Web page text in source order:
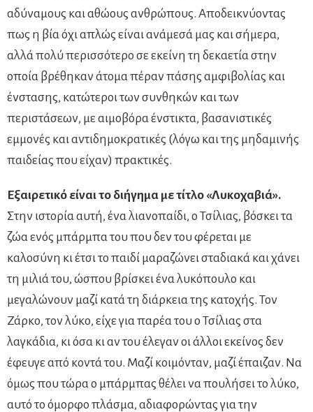
αδύναμους και αθώους ανθρώπους. Αποδεικνύοντας
πως η βία όχι απλώς είναι ανάμεσά μας και σήμερα,
αλλά πολύ περισσότερο σε εκείνη τη δεκαετία στην
οποία βρέθηκαν άτομα πέραν πάσης αμφιβολίας και
ένστασης, κατώτεροι των συνθηκών και των
περιστάσεων, με αιμοβόρα ένστικτα, βασανιστικές
εμμονές και αντιδημοκρατικές (λόγω και της μηδαμινής
παιδείας που είχαν) πρακτικές.
Εξαιρετικό είναι το διήγημα με τίτλο «Λυκοχαβιά».
Στην ιστορία αυτή, ένα λιανοπαίδι, ο Τσίλιας, βόσκει τα
ζώα ενός μπάρμπα του που δεν του φέρεται με
καλοσύνη κι έτσι το παιδί μαραζώνει σταδιακά και χάνει
τη μιλιά του, ώσπου βρίσκει ένα λυκόπουλο και
μεγαλώνουν μαζί κατά τη διάρκεια της κατοχής. Τον
Ζάρκο, τον λύκο, είχε για παρέα του ο Τσίλιας στα
λαγκάδια, κι όσα κι αν του έλεγαν οι άλλοι εκείνος δεν
έφευγε από κοντά του. Μαζί κοιμόνταν, μαζί έπαιζαν. Να
όμως που τώρα ο μπάρμπας θέλει να πουλήσει το λύκο,
αυτό το όμορφο πλάσμα, αδιαφορώντας για την